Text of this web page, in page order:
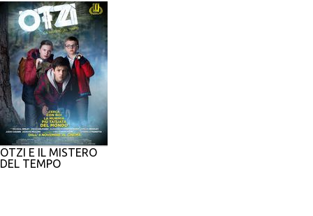
ÖTZI E IL MISTERO
DEL TEMPO